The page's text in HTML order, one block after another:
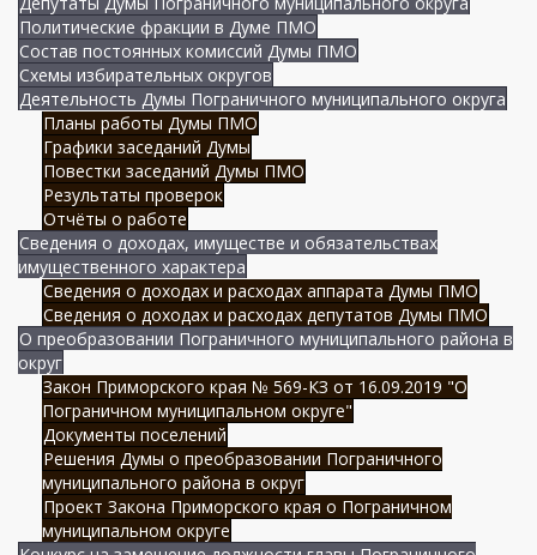
Политические фракции в Думе ПМО
Состав постоянных комиссий Думы ПМО
Схемы избирательных округов
Деятельность Думы Пограничного муниципального округа
Планы работы Думы ПМО
Графики заседаний Думы
Повестки заседаний Думы ПМО
Результаты проверок
Отчёты о работе
Сведения о доходах, имуществе и обязательствах
имущественного характера
Сведения о доходах и расходах аппарата Думы ПМО
Сведения о доходах и расходах депутатов Думы ПМО
О преобразовании Пограничного муниципального района в
округ
Закон Приморского края № 569-КЗ от 16.09.2019 "О
Пограничном муниципальном округе"
Документы поселений
Решения Думы о преобразовании Пограничного
муниципального района в округ
Проект Закона Приморского края о Пограничном
муниципальном округе